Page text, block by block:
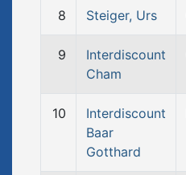
8 Steiger, Urs
9
Interdiscount
Cham
10
Interdiscount
Baar
Gotthard